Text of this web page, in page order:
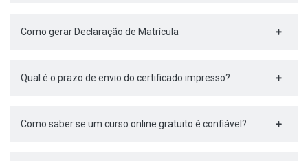
Como gerar Declaração de Matrícula
Qual é o prazo de envio do certificado impresso?
Como saber se um curso online gratuito é confiável?